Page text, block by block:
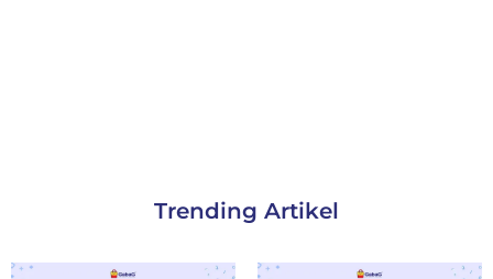
Trending Artikel